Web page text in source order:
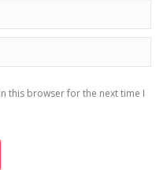
this browser for the next time I